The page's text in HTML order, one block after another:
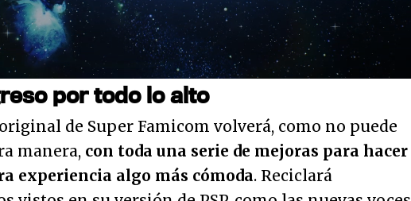
Unmute
:
26.60%
por todo lo alto
de Super Famicom volverá, como no puede
manera, con toda una serie de mejoras para hacer
experiencia algo más cómoda. Reciclará